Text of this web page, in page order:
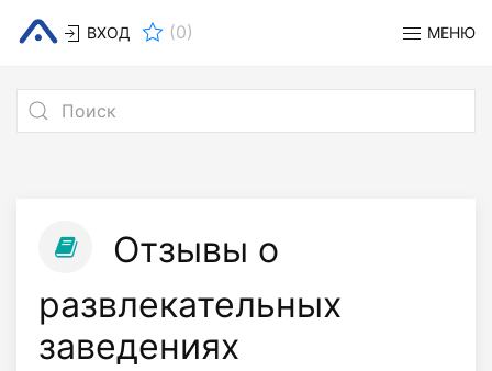
ВХОД (0) МЕНЮ
Отзывы о
развлекательных
заведениях